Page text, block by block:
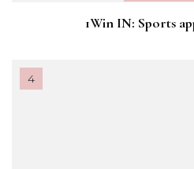
1Win IN: Sports